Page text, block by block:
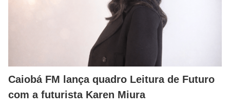
Caiobá FM lança quadro Leitura de Futuro
com a futurista Karen Miura